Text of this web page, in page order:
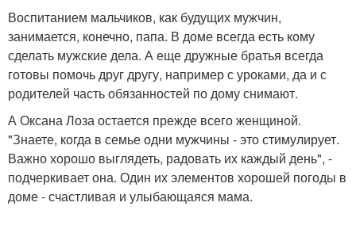
Воспитанием мальчиков, как будущих мужчин,
занимается, конечно, папа. В доме всегда есть кому
сделать мужские дела. А еще дружные братья всегда
готовы помочь друг другу, например с уроками, да и с
родителей часть обязанностей по дому снимают.
А Оксана Лоза остается прежде всего женщиной.
"Знаете, когда в семье одни мужчины - это стимулирует.
Важно хорошо выглядеть, радовать их каждый день", -
подчеркивает она. Один их элементов хорошей погоды в
доме - счастливая и улыбающаяся мама.